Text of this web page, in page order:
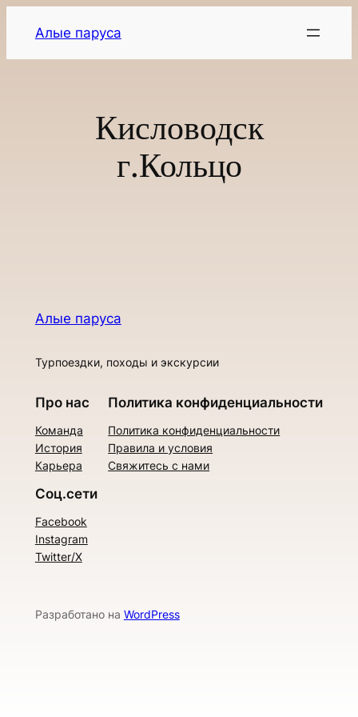
содержимому
Алые паруса
Кисловодск
г.Кольцо
Алые паруса
Турпоездки, походы и экскурсии
Про нас
Команда
История
Карьера
Политика конфиденциальности
Политика конфиденциальности
Правила и условия
Свяжитесь с нами
Соц.сети
Facebook
Instagram
Twitter/X
Разработано на WordPress